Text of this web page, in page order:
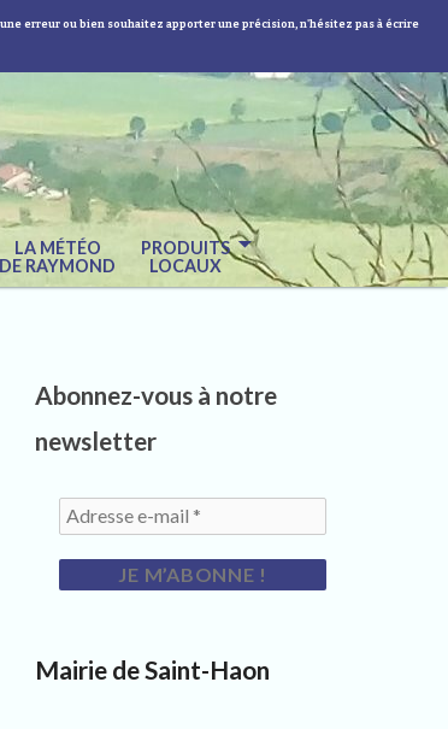
erreur ou bien souhaitez apporter une précision, n'hésitez pas à écrire
LA MÉTÉO
DE RAYMOND
PRODUITS
LOCAUX
Abonnez-vous à notre
newsletter
Mairie de Saint-Haon